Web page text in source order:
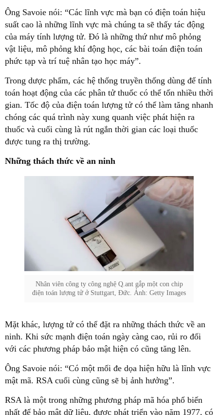
Ông Savoie nói: “Các lĩnh vực mà bạn có điện toán hiệu
suất cao là những lĩnh vực mà chúng ta sẽ thấy tác động
của máy tính lượng tử. Đó là những thứ như mô phỏng
vật liệu, mô phỏng khí động học, các bài toán điện toán
phức tạp và trí tuệ nhân tạo học máy”.
Trong dược phẩm, các hệ thống truyền thống dùng để tính
toán hoạt động của các phân tử thuốc có thể tốn nhiều thời
gian. Tốc độ của điện toán lượng tử có thể làm tăng nhanh
chóng các quá trình này xung quanh việc phát hiện ra
thuốc và cuối cùng là rút ngắn thời gian các loại thuốc
được tung ra thị trường.
Những thách thức về an ninh
Nhân viên công ty công nghệ Q.ant gắp một con chip
điện toán lượng tử ở Stuttgart, Đức. Ảnh: Getty Images
Mặt khác, lượng tử có thể đặt ra những thách thức về an
ninh. Khi sức mạnh điện toán ngày càng cao, rủi ro đối
với các phương pháp bảo mật hiện có cũng tăng lên.
Ông Savoie nói: “Có một mối đe dọa hiện hữu là lĩnh vực
mật mã. RSA cuối cùng cũng sẽ bị ảnh hưởng”.
RSA là một trong những phương pháp mã hóa phổ biến
nhất để bảo mật dữ liệu, được phát triển vào năm 1977, có